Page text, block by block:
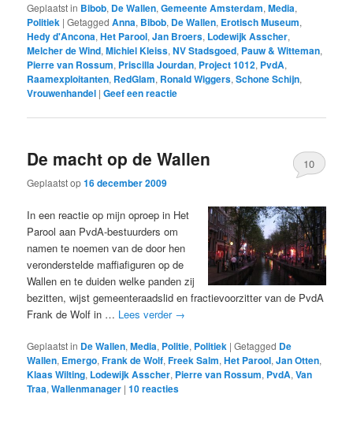
Geplaatst in Bibob, De Wallen,Gemeente Amsterdam,Media,
Politiek |Getagged Anna, Bibob, De Wallen, Erotisch Museum,
Hedy d'Ancona,Het Parool,Jan Broers, Lodewijk Asscher,
Melcher de Wind,Michiel Kleiss,NV Stadsgoed, Pauw & Witteman,
Pierre van Rossum, Priscilla Jourdan, Project 1012, PvdA,
Raamexploitanten, RedGlam, Ronald Wiggers,Schone Schijn,
Vrouwenhandel |Geef een reactie
De macht op de Wallen
Geplaatst op16 december 2009
10
In een reactie op mijn oproep in Het
Parool aan PvdA-bestuurders om
namen te noemen van de door hen
veronderstelde maffiafiguren op de
Wallen en te duiden welke panden zij
bezitten, wijst gemeenteraadslid en fractievoorzitter van de PvdA
Frank de Wolf in … Lees verder →
Geplaatst in De Wallen,Media, Politie, Politiek |Getagged De
Wallen, Emergo,Frank de Wolf,Freek Salm,Het Parool,Jan Otten,
Klaas Wilting, Lodewijk Asscher, Pierre van Rossum, PvdA,Van
Traa,Wallenmanager |10reacties